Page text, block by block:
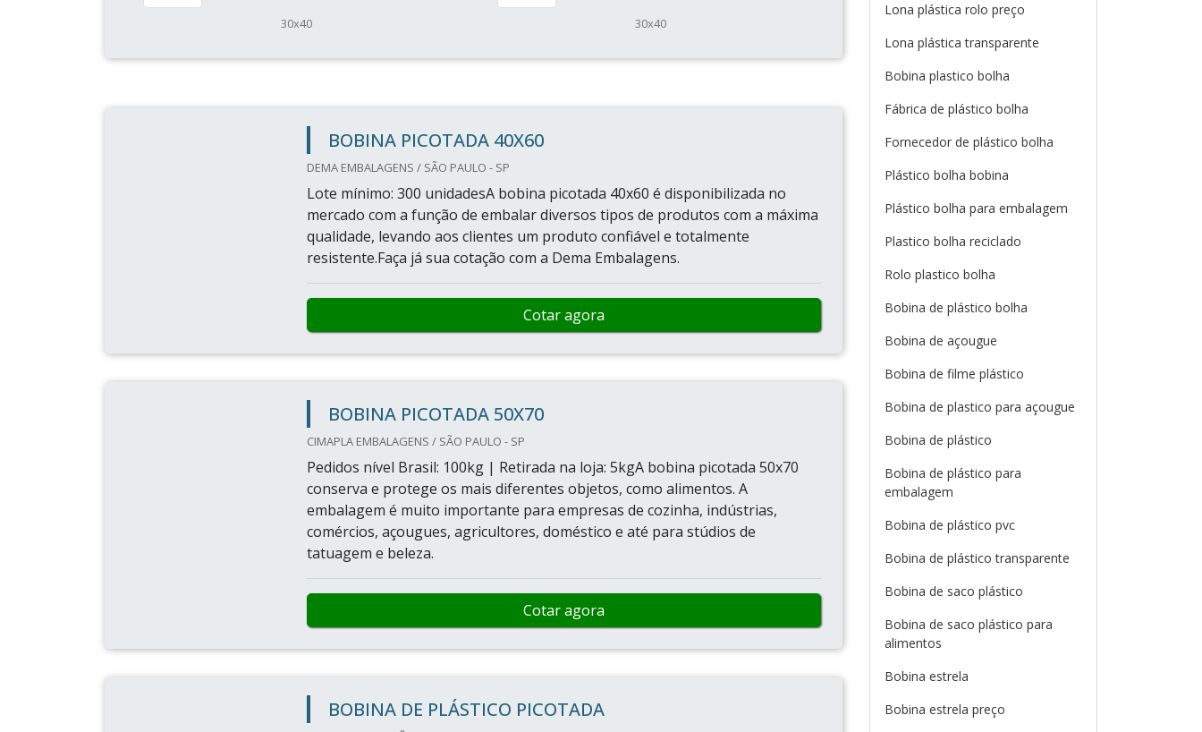
30x40 30x40
BOBINA PICOTADA 40X60
DEMA EMBALAGENS / SÃO PAULO - SP
Lote mínimo: 300 unidadesA bobina picotada 40x60 é disponibilizada no
mercado com a função de embalar diversos tipos de produtos com a máxima
qualidade, levando aos clientes um produto confiável e totalmente
resistente.Faça já sua cotação com a Dema Embalagens.
Cotar agora
BOBINA PICOTADA 50X70
CIMAPLA EMBALAGENS / SÃO PAULO - SP
Pedidos nível Brasil: 100kg | Retirada na loja: 5kgA bobina picotada 50x70
conserva e protege os mais diferentes objetos, como alimentos. A
embalagem é muito importante para empresas de cozinha, indústrias,
comércios, açougues, agricultores, doméstico e até para stúdios de
tatuagem e beleza.
Cotar agora
BOBINA DE PLÁSTICO PICOTADA
Lona plástica rolo preço
Lona plástica transparente
Bobina plastico bolha
Fábrica de plástico bolha
Fornecedor de plástico bolha
Plástico bolha bobina
Plástico bolha para embalagem
Plastico bolha reciclado
Rolo plastico bolha
Bobina de plástico bolha
Bobina de açougue
Bobina de filme plástico
Bobina de plastico para açougue
Bobina de plástico
Bobina de plástico para
embalagem
Bobina de plástico pvc
Bobina de plástico transparente
Bobina de saco plástico
Bobina de saco plástico para
alimentos
Bobina estrela
Bobina estrela preço